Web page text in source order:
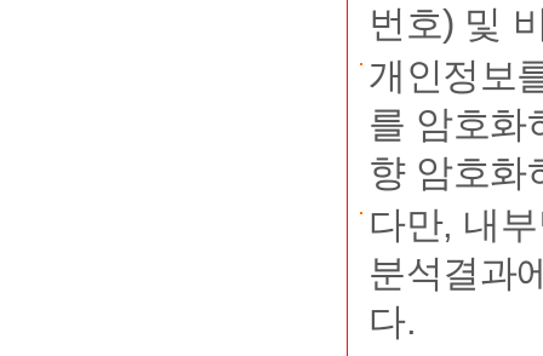
번호) 및
개인정보
를 암호화
향 암호화
다만, 내
분석결과
다.